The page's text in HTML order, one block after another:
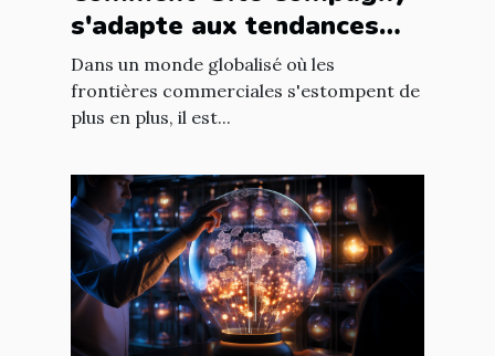
s'adapte aux tendances
internationales du marché
en ligne
Dans un monde globalisé où les
frontières commerciales s'estompent de
plus en plus, il est...